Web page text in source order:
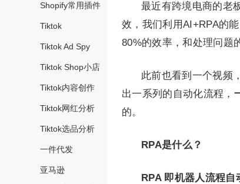
Shopify常用插件
Tiktok
Tiktok Ad Spy
Tiktok Shop小店
Tiktok内容创作
Tiktok网红分析
Tiktok选品分析
一件代发
亚马逊
最近有跨境电商的老
效，我们利用AI+RPA的
80%的效率，和处理问题
此前也看到一个视频
出一系列的自动化流程，
的。
RPA是什么？
RPA 即机器人流程